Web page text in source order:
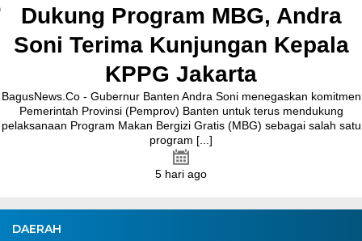
Andra
Kepala
Soni menegaskan komitmen
untuk terus mendukung
(MBG) sebagai salah satu
4 hari ago
DAERAH